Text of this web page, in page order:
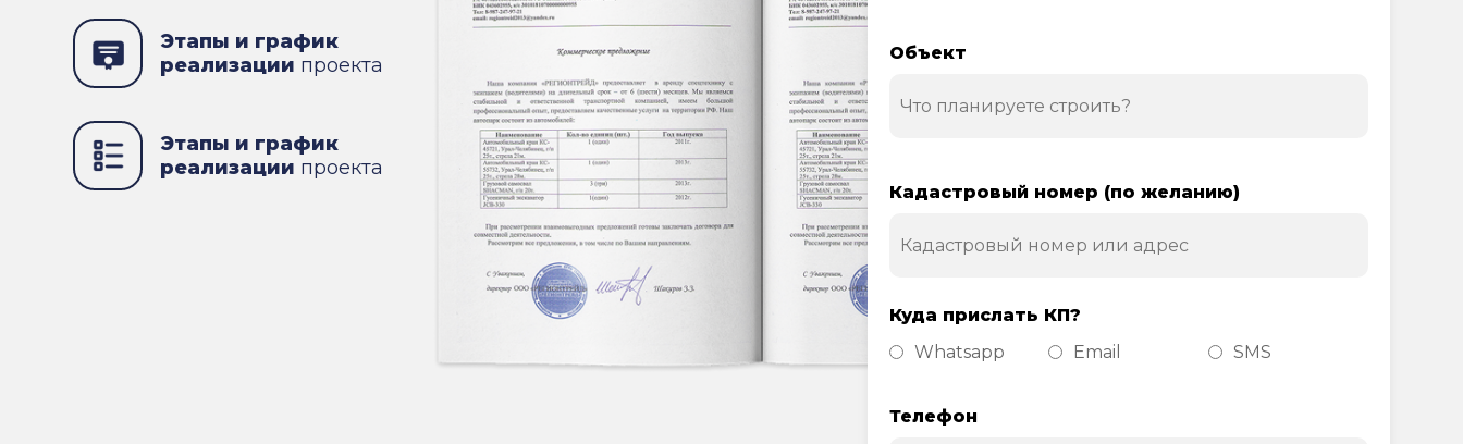
Этапы и график
реализации проекта
Этапы и график
реализации проекта
Объект
Кадастровый номер (по желанию)
Куда прислать КП?
Whatsapp
Email SMS
Телефон